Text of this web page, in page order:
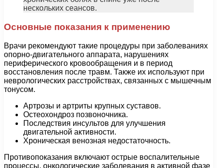
нескольких сеансов.
Основные показания к применению
Врачи рекомендуют такие процедуры при заболеваниях
опорно-двигательного аппарата, нарушениях
периферического кровообращения и в период
восстановления после травм. Также их используют при
неврологических расстройствах, связанных с мышечным
тонусом.
Артрозы и артриты крупных суставов.
Остеохондроз позвоночника.
Последствия инсультов для улучшения
двигательной активности.
Хроническая венозная недостаточность.
Противопоказания включают острые воспалительные
процессы, онкологические заболевания в активной фазе